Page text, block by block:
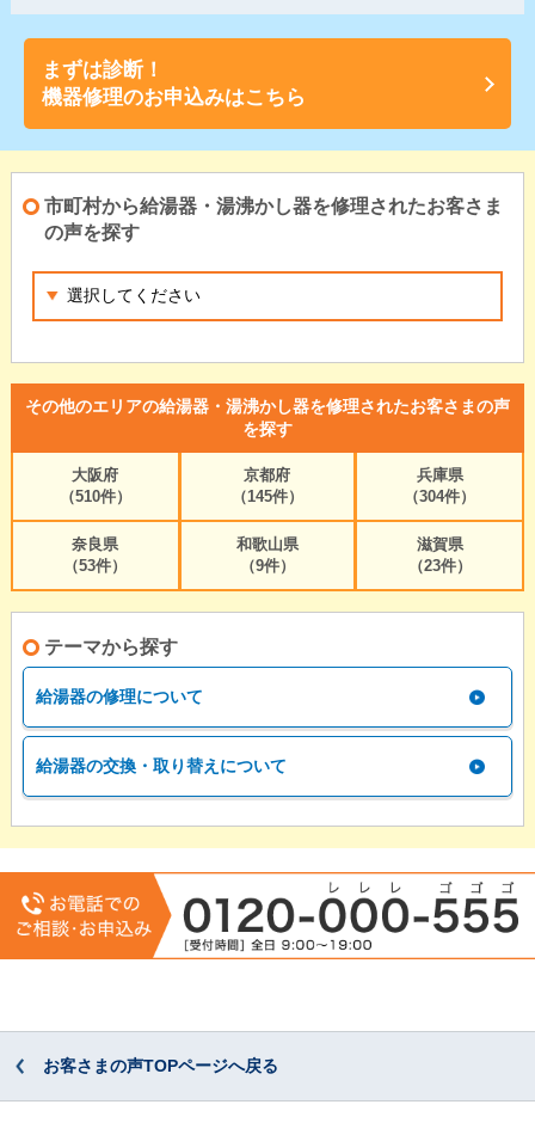
まずは診断！
機器修理のお申込みはこちら
市町村から給湯器・湯沸かし器を修理されたお客さま
の声を探す
その他のエリアの給湯器・湯沸かし器を修理されたお客さまの声
を探す
大阪府
（510件）
京都府
（145件）
兵庫県
（304件）
奈良県
（53件）
和歌山県
（9件）
滋賀県
（23件）
テーマから探す
給湯器の修理について
給湯器の交換・取り替えについて
お客さまの声TOPページへ戻る